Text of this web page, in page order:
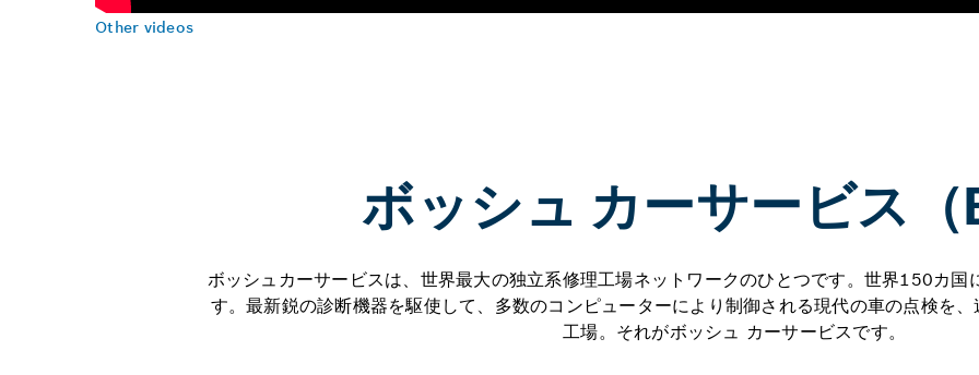
Other videos
ボッシュ カーサービス（
ボッシュカーサービスは、世界最大の独立系修理工場ネットワークのひとつです。世界150カ
す。最新鋭の診断機器を駆使して、多数のコンピューターにより制御される現代の車の点検を
工場。それがボッシュ カーサービスです。